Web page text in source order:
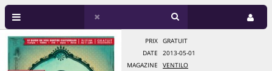
PRIX
GRATUIT
DATE
2013-05-01
MAGAZINE
VENTILO